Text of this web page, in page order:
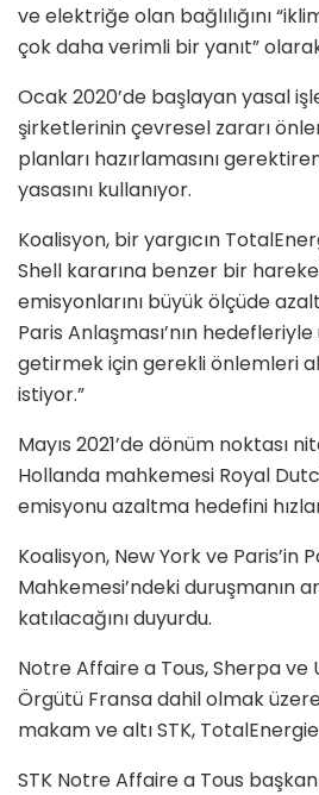
ve elektriğe olan bağlılığını
çok daha verimli bir yanıt”
Ocak 2020’de başlayan yasal
şirketlerinin çevresel zararı
planları hazırlamasını
yasasını kullanıyor.
Koalisyon, bir yargıcın
Shell kararına benzer bir
emisyonlarını büyük ölçüde
Paris Anlaşması’nın
getirmek için gerekli önlemleri
istiyor.”
Mayıs 2021’de dönüm noktası
Hollanda mahkemesi Royal
emisyonu azaltma hedefini
Koalisyon, New York ve Paris’in
Mahkemesi’ndeki duruşmanın
katılacağını duyurdu.
Notre Affaire a Tous, Sherpa ve
Örgütü Fransa dahil olmak
makam ve altı STK,
STK Notre Affaire a Tous